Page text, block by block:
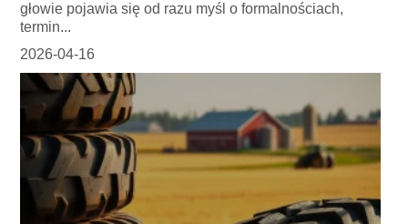
głowie pojawia się od razu myśl o formalnościach,
termin...
2026-04-16